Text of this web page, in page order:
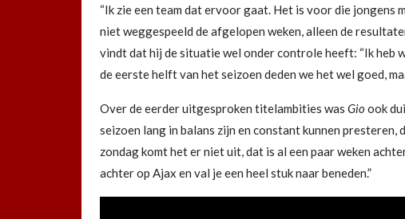
“Ik zie een team dat ervoor gaat. Het is voor die jongens
niet weggespeeld de afgelopen weken, alleen de
vindt dat hij de situatie wel onder controle heeft: “Ik heb
de eerste helft van het seizoen deden we het wel goed,
Over de eerder uitgesproken titelambities was Gio ook
seizoen lang in balans zijn en constant kunnen
zondag komt het er niet uit, dat is al een paar weken
achter op Ajax en val je een heel stuk naar beneden.”